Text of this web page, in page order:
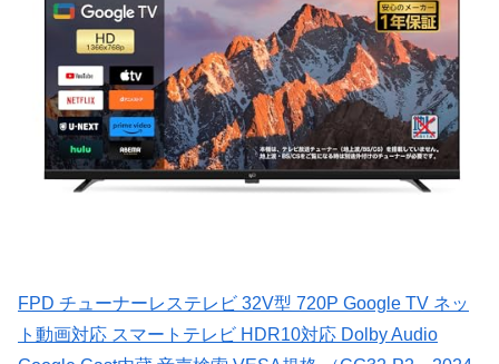
FPD チューナーレステレビ 32V型 720P Google TV ネッ
ト動画対応 スマートテレビ HDR10対応 Dolby Audio